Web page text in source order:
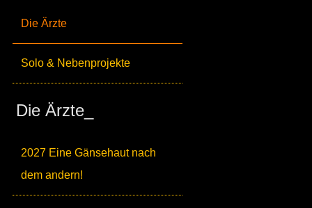
Die Ärzte
Solo & Nebenprojekte
Die Ärzte_
2027 Eine Gänsehaut nach
dem andern!